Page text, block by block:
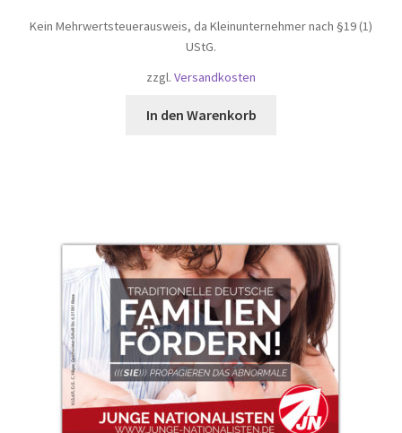
Kein Mehrwertsteuerausweis, da Kleinunternehmer nach §19 (1)
UStG.
zzgl. Versandkosten
In den Warenkorb